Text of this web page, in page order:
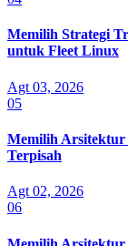
Memilih Strategi
untuk Fleet Linux
Agt 03, 2026
05
Memilih Arsitektur
Terpisah
Agt 02, 2026
06